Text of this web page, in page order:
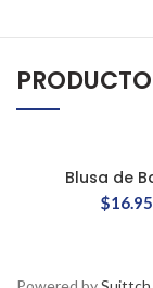
Blusa de
$16.95